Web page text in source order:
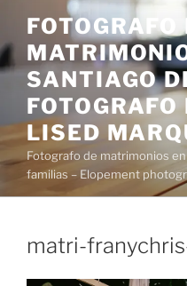
contenido
FOTOGRAFO
SANTIAGO
FOTOGRAFO
LISED
Fotografo de matrimonios
familias – Elopement
matri-